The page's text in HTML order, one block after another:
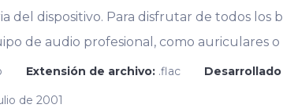
del dispositivo. Para disfrutar de todos los
de audio profesional, como auriculares o
Extensión de archivo: .flac
de 2001